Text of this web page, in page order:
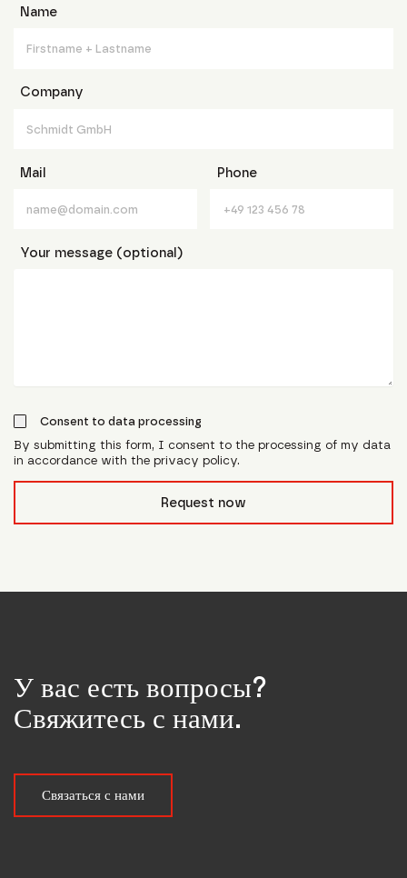
Name
Company
Mail Phone
Your message (optional)
Consent to data processing
By submitting this form, I consent to the processing of my data
in accordance with the privacy policy.
Request now
У вас есть вопросы?
Свяжитесь с нами.
Связаться с нами